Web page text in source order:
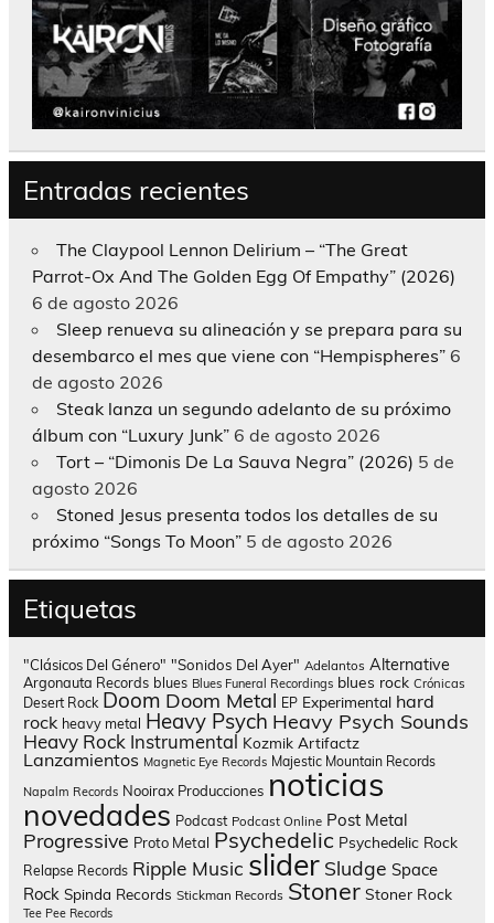
Entradas recientes
The Claypool Lennon Delirium – “The Great
Parrot-Ox And The Golden Egg Of Empathy” (2026)
6 de agosto 2026
Sleep renueva su alineación y se prepara para su
desembarco el mes que viene con “Hempispheres” 6
de agosto 2026
Steak lanza un segundo adelanto de su próximo
álbum con “Luxury Junk” 6 de agosto 2026
Tort – “Dimonis De La Sauva Negra” (2026) 5 de
agosto 2026
Stoned Jesus presenta todos los detalles de su
próximo “Songs To Moon” 5 de agosto 2026
Etiquetas
"Clásicos Del Género" "Sonidos Del Ayer" Adelantos Alternative
Argonauta Records blues Blues Funeral Recordings blues rock Crónicas
Desert Rock Doom Doom Metal EP Experimental hard
rock heavy metal Heavy Psych Heavy Psych Sounds
Heavy Rock Instrumental Kozmik Artifactz
Lanzamientos Magnetic Eye Records Majestic Mountain Records
Napalm Records Nooirax Producciones noticias
novedades Podcast Podcast Online Post Metal
Progressive Proto Metal Psychedelic Psychedelic Rock
Relapse Records Ripple Music slider Sludge Space
Rock Spinda Records Stickman Records Stoner Stoner Rock
Tee Pee Records